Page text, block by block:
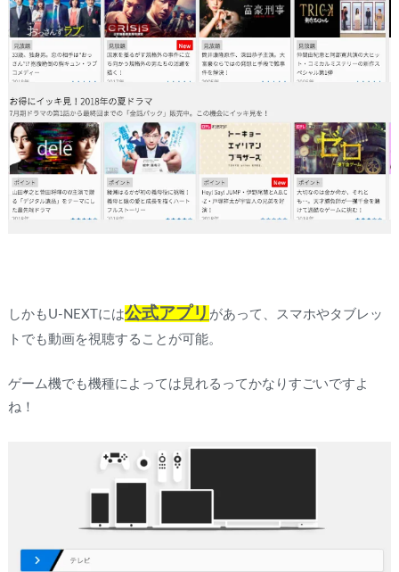
しかもU-NEXTには公式アプリ があって、スマホやタブレッ
トでも動画を視聴することが可能。
ゲーム機でも機種によっては見れるってかなりすごいですよ
ね！